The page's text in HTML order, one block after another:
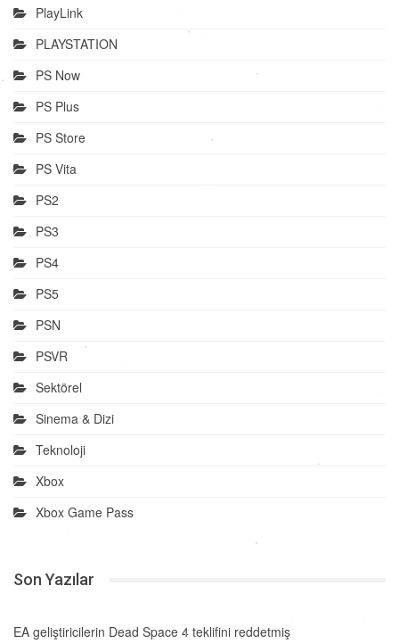
PlayLink
PLAYSTATION
PS Now
PS Plus
PS Store
PS Vita
PS2
PS3
PS4
PS5
PSN
PSVR
Sektörel
Sinema & Dizi
Teknoloji
Xbox
Xbox Game Pass
Son Yazılar
EA geliştiricilerin Dead Space 4 teklifini reddetmiş